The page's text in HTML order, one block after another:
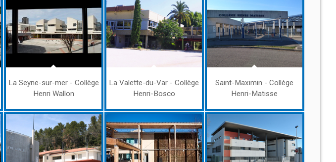
La Seyne-sur-mer - Collège
Henri Wallon
La Valette-du-Var - Collège
Henri-Bosco
Saint-Maximin - Collège
Henri-Matisse